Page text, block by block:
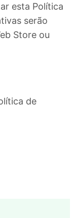
esta Política
serão
Store ou
de